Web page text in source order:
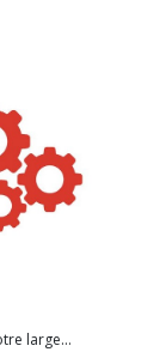
large...